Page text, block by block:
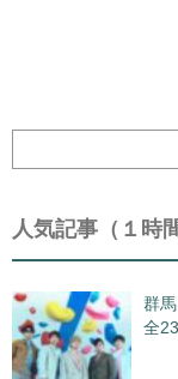
索
人気記事（１時間
群
全